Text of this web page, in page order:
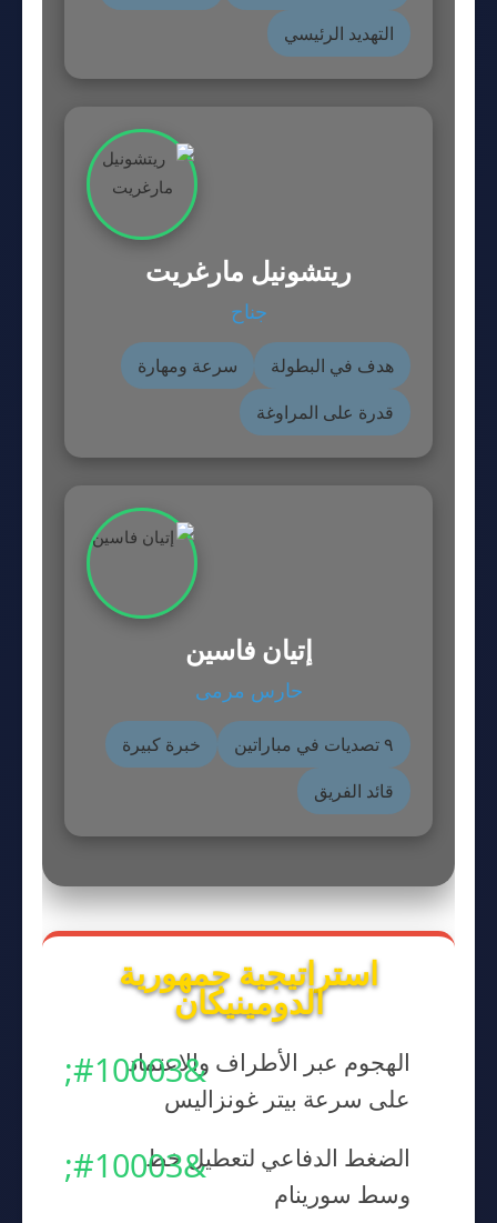
التهديد الرئيسي
ريتشونيل مارغريت
جناح
هدف في البطولة
سرعة ومهارة
قدرة على المراوغة
إتيان فاسين
حارس مرمى
٩ تصديات في مباراتين
خبرة كبيرة
قائد الفريق
استراتيجية جمهورية
الدومينيكان
الهجوم عبر الأطراف والاعتماد
على سرعة بيتر غونزاليس
الضغط الدفاعي لتعطيل خط
وسط سورينام